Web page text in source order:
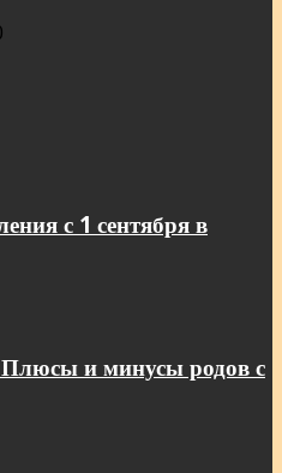
с 1 сентября в
и минусы родов с